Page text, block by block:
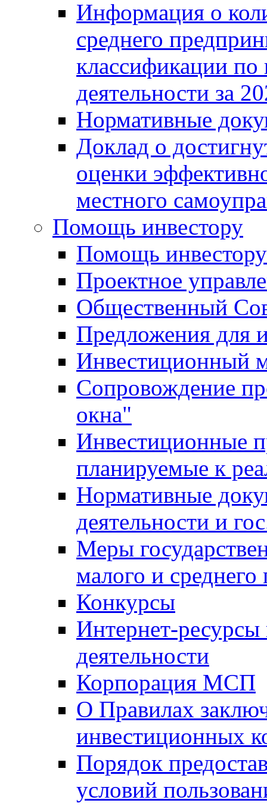
Информация о
среднего
классификации
деятельности за
Нормативные
Доклад о
оценки
местного
Помощь инвестору
Помощь инвестору
Проектное
Общественный
Предложения для
Инвестиционный
Сопровождение
окна"
Инвестиционные
планируемые к
Нормативные
деятельности и
Меры
малого и среднего
Конкурсы
Интернет-
деятельности
Корпорация МСП
О Правилах
инвестиционных
Порядок
условий